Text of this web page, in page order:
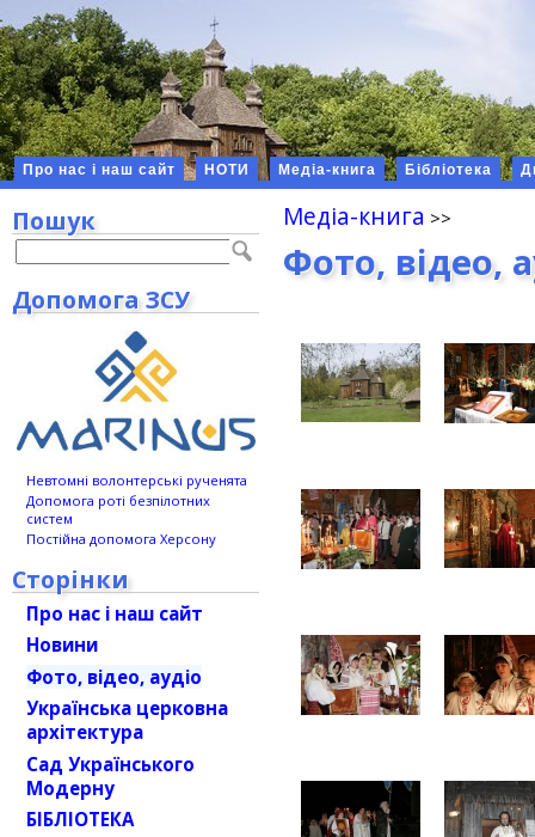
Про нас і наш сайт НОТИ Медіа-книга Бібліотека
Медіа-книга
Фото, відео,
Пошук
Допомога ЗСУ
Невтомні волонтерські рученята
Допомога роті безпілотних
систем
Постійна допомога Херсону
Сторінки
Про нас і наш сайт
Новини
Фото, відео, аудіо
Українська церковна
архітектура
Сад Українського
Модерну
БІБЛІОТЕКА